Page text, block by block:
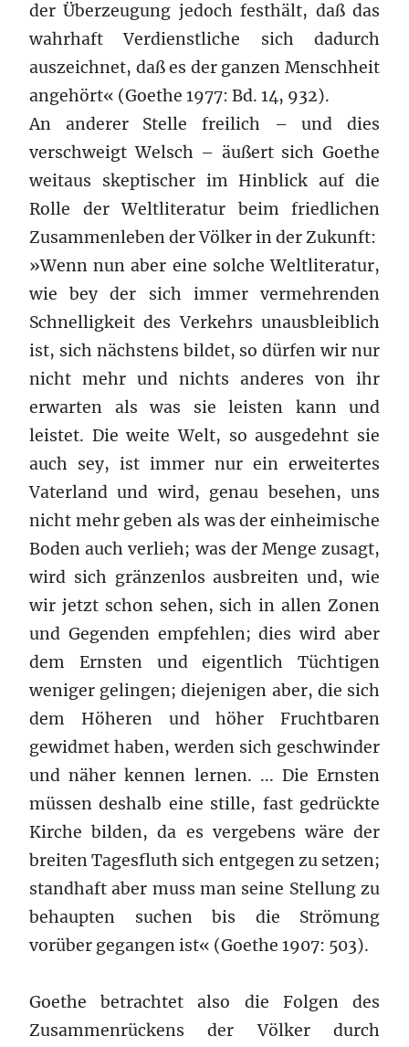
der Überzeugung jedoch festhält, daß das
wahrhaft Verdienstliche sich dadurch
auszeichnet, daß es der ganzen Menschheit
angehört« (Goethe 1977: Bd. 14, 932).
An anderer Stelle freilich – und dies
verschweigt Welsch – äußert sich Goethe
weitaus skeptischer im Hinblick auf die
Rolle der Weltliteratur beim friedlichen
Zusammenleben der Völker in der Zukunft:
»Wenn nun aber eine solche Weltliteratur,
wie bey der sich immer vermehrenden
Schnelligkeit des Verkehrs unausbleiblich
ist, sich nächstens bildet, so dürfen wir nur
nicht mehr und nichts anderes von ihr
erwarten als was sie leisten kann und
leistet. Die weite Welt, so ausgedehnt sie
auch sey, ist immer nur ein erweitertes
Vaterland und wird, genau besehen, uns
nicht mehr geben als was der einheimische
Boden auch verlieh; was der Menge zusagt,
wird sich gränzenlos ausbreiten und, wie
wir jetzt schon sehen, sich in allen Zonen
und Gegenden empfehlen; dies wird aber
dem Ernsten und eigentlich Tüchtigen
weniger gelingen; diejenigen aber, die sich
dem Höheren und höher Fruchtbaren
gewidmet haben, werden sich geschwinder
und näher kennen lernen. ... Die Ernsten
müssen deshalb eine stille, fast gedrückte
Kirche bilden, da es vergebens wäre der
breiten Tagesfluth sich entgegen zu setzen;
standhaft aber muss man seine Stellung zu
behaupten suchen bis die Strömung
vorüber gegangen ist« (Goethe 1907: 503).
Goethe betrachtet also die Folgen des
Zusammenrückens der Völker durch